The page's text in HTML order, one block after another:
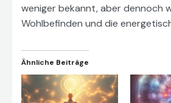
weniger bekannt, aber dennoch
Wohlbefinden und die
Ähnliche Beiträge